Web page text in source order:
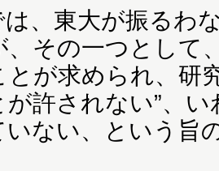
、東大が振るわ
、その一つとして
とが求められ、研
許されない”、
いない、という旨